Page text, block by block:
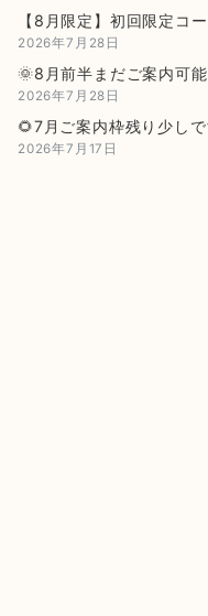
【8月限定】初回限定コ
2026年7月28日
🌞8月前半まだご案内可能
2026年7月28日
🌻7月ご案内枠残り少しで
2026年7月17日